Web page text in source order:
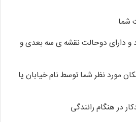
شما
و دارای دوحالت نقشه ی سه بعدی و
مورد نظر شما توسط نام خیابان یا
در هنگام رانندگی